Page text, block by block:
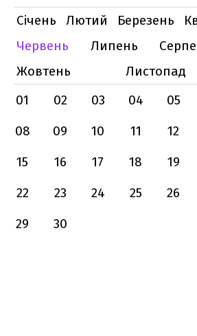
Січень
Лютий Березень
Червень
Липень
Жовтень
Листопад
01
02 03 04 05
08
09 10 11 12
15
16 17 18 19
22
23 24 25 26
29
30